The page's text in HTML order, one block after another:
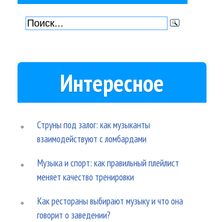
Интересное
Струны под залог: как музыканты
взаимодействуют с ломбардами
Музыка и спорт: как правильный плейлист
меняет качество тренировки
Как рестораны выбирают музыку и что она
говорит о заведении?